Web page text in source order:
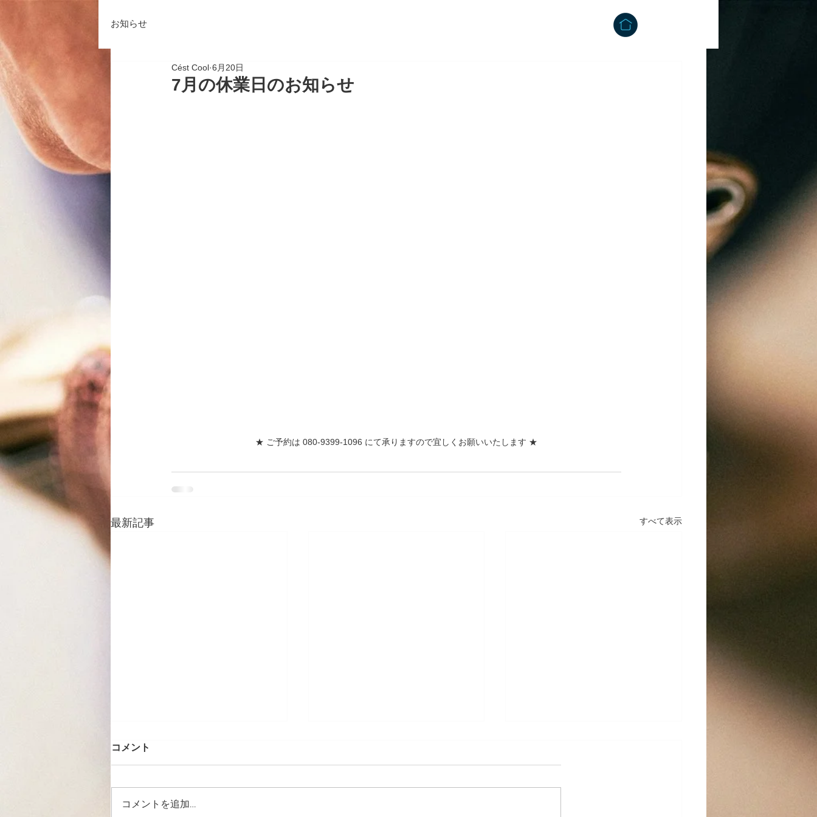
お知らせ
7月の休業日のお知らせ
Cést Cool 6月20日
★ ご予約は 080-9399-1096 にて承りますので宜しくお願いいたします ★
最新記事 すべて表示
コメント
コメントを追加…